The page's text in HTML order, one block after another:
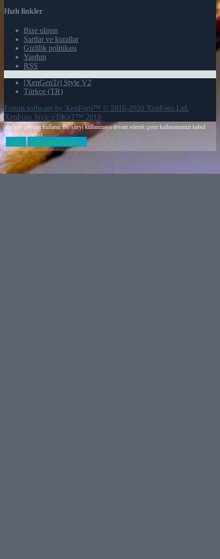
Hızlı linkler
Bize ulaşın
Şartlar ve kurallar
Gizlilik politikası
Yardım
RSS
[XenGenTr] Style V2
Türkçe (TR)
Forum software by XenForo™ © 2010-2020 XenForo Ltd.
XenForo Style eTiKeT™ 2019
Bu site çerezler kullanır. Bu siteyi kullanmaya devam ederek çerez kullanımımızı kabul
etmiş olursunuz.
Kabul
Daha fazla bilgi edin…